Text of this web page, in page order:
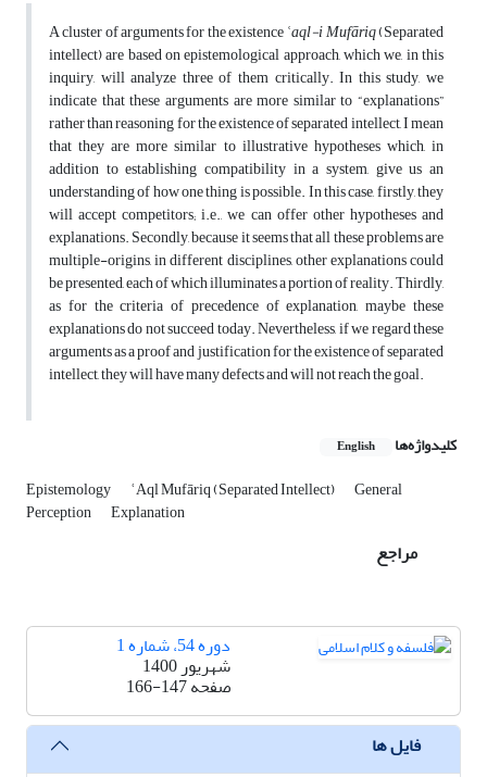
A cluster of arguments for the existenceʿaql-i Mufāriq(Separated
intellect) are based on epistemological approach, which we, in this
inquiry, will analyze three of them critically. In this study, we
indicate that these arguments are more similar to “explanations”
rather than reasoning for the existence of separated intellect, I mean
that they are more similar to illustrative hypotheses which, in
addition to establishing compatibility in a system, give us an
understanding of how one thing is possible. In this case, firstly, they
will accept competitors; i.e., we can offer other hypotheses and
explanations. Secondly, because it seems that all these problems are
multiple-origins, in different disciplines, other explanations could
be presented, each of which illuminates a portion of reality. Thirdly,
as for the criteria of precedence of explanation, maybe these
explanations do not succeed today. Nevertheless, if we regard these
arguments as a proof and justification for the existence of separated
intellect, they will have many defects and will not reach the goal.
کلیدواژه‌ها English
Epistemology ʿAql Mufāriq (Separated Intellect) General
Perception Explanation
مراجع
دوره 54، شماره 1
شهریور 1400
صفحه166-147
فایل ها